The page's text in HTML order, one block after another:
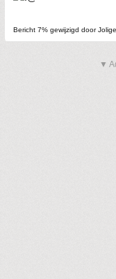
Bericht 7% gewijzigd door
▼